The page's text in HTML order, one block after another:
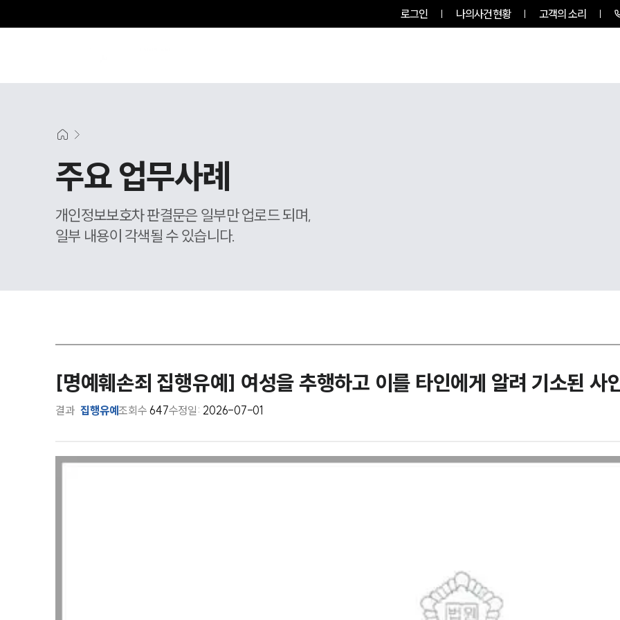
로그인 나의사건현황 고객의 소리
주요 업무사례
개인정보보호차 판결문은 일부만 업로드 되며,
일부 내용이 각색될 수 있습니다.
[명예훼손죄 집행유예] 여성을 추행하고 이를 타인에게 알려 기소된 사
결과 집행유예조회수647수정일: 2026-07-01